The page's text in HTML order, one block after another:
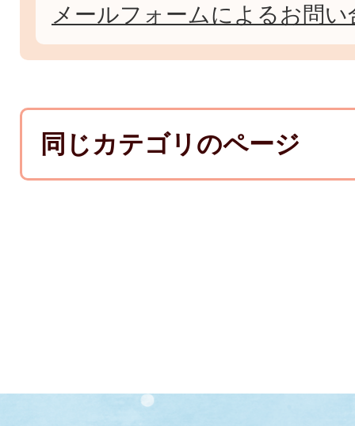
メールフォームによるお問い
同じカテゴリのページ